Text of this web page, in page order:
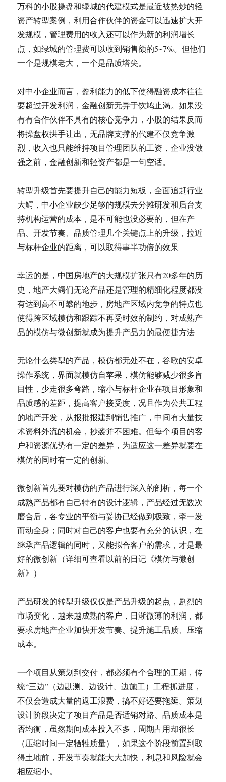
万科的小股操盘和绿城的代建模式是最近被热炒的轻
资产转型案例，利用合作伙伴的资金可以迅速扩大开
发规模，管理费用的收入还可以作为新的利润增长
点，如绿城的管理费可以收到销售额的5~7%。但他们
一个是规模老大，一个是品质塔尖。
对中小企业而言，盈利能力的低下使得融资成本往往
要超过开发利润，金融创新无异于饮鸠止渴。如果没
有有合作伙伴不具有的核心竞争力，小股的结果反而
将操盘权拱手让出，无品牌支撑的代建不仅竞争激
烈，收入也只能维持项目管理团队的工资，企业没做
强之前，金融创新和轻资产都是一句空话。
转型升级首先要提升自己的能力短板，全面追赶行业
大鳄，中小企业缺少足够的规模去分摊研发和后台支
持机构运营的成本，是不可能也没必要的，但在产
品、开发节奏、品质管理几个关键点上的升级，拉近
与标杆企业的距离，可以取得事半功倍的效果
幸运的是，中国房地产的大规模扩张只有20多年的历
史，地产大鳄们无论产品还是管理的精细化程度都没
有达到高不可攀的地步，房地产区域内竞争的特点也
使得跨区域模仿和跟踪不再受时效的制约，对成熟产
品的模仿与微创新就成为提升产品力的最便捷方法
无论什么类型的产品，模仿都无处不在，谷歌的安卓
操作系统，界面就模仿自苹果，模仿能够减少很多盲
目性，少走很多弯路，缩小与标杆企业在项目形象和
品质感的差距，提高客户接受度，况且作为公共工程
的地产开发，从报批报建到销售推广，中间有大量技
术资料外流的机会，抄袭并不困难。但每个项目的客
户和资源优势有一定的差异，为适应这一差异就要在
模仿的同时有一定的创新。
微创新首先要对模仿的产品进行深入的剖析，每一个
成熟产品都有自己特有的设计逻辑，产品经过无数次
磨合后，各专业的平衡与妥协已经做到极致，牵一发
而动全身；同时对自己的客户也要有充分的认识，在
继承产品逻辑的同时，又能拟合客户的需求，才是最
好的微创新（详细可查看以前的日记《模仿与微创
新》）
产品研发的转型升级仅仅是产品升级的起点，剧烈的
市场变化，越来越成熟的客户，日渐微薄的利润，都
要求房地产企业加快开发节奏、提升施工品质、压缩
成本。
一个项目从策划到交付，都必须有个合理的工期，传
统“三边”（边勘测、边设计、边施工）工程抓进度，
不仅会造成大量的返工浪费，搞不好还要拖延。策划
设计阶段决定了项目产品是否适销对路、品质成本是
否均衡，虽然期间成本投入不多，周期占用却很长
（压缩时间一定牺牲质量），如果这个阶段前置到取
得土地前，开发节奏就能大大加快，利息和风险就会
相应缩小。